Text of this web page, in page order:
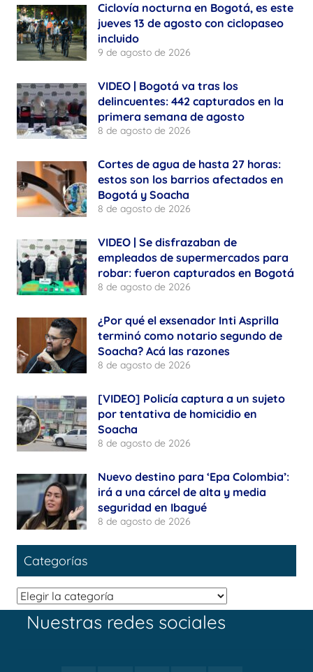
Ciclovía nocturna en Bogotá, es este
jueves 13 de agosto con ciclopaseo
incluido
9 de agosto de 2026
VIDEO | Bogotá va tras los
delincuentes: 442 capturados en la
primera semana de agosto
8 de agosto de 2026
Cortes de agua de hasta 27 horas:
estos son los barrios afectados en
Bogotá y Soacha
8 de agosto de 2026
VIDEO | Se disfrazaban de
empleados de supermercados para
robar: fueron capturados en Bogotá
8 de agosto de 2026
¿Por qué el exsenador Inti Asprilla
terminó como notario segundo de
Soacha? Acá las razones
8 de agosto de 2026
[VIDEO] Policía captura a un sujeto
por tentativa de homicidio en
Soacha
8 de agosto de 2026
Nuevo destino para ‘Epa Colombia’:
irá a una cárcel de alta y media
seguridad en Ibagué
8 de agosto de 2026
Categorías
Categorías
Nuestras redes sociales